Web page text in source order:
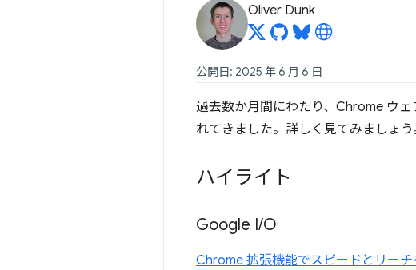
Oliver Dunk
公開日: 2025 年 6 月 6 日
過去数か月間にわたり、Chrome ウ
れてきました。詳しく見てみましょう
ハイライト
Google I/O
Chrome 拡張機能でスピードとリーチ